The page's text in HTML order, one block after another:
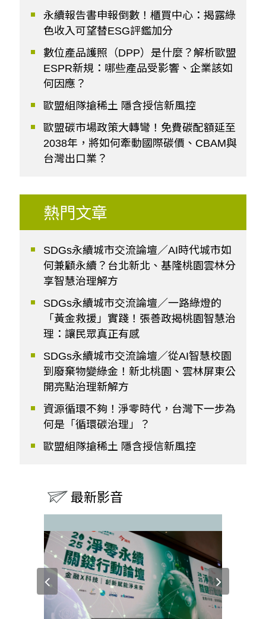
永續報告書申報倒數！櫃買中心：揭露綠
色收入可望替ESG評鑑加分
數位產品護照（DPP）是什麼？解析歐盟
ESPR新規：哪些產品受影響、企業該如
何因應？
歐盟組隊搶稀土 隱含授信新風控
歐盟碳市場政策大轉彎！免費碳配額延至
2038年，將如何牽動國際碳價、CBAM與
台灣出口業？
熱門文章
SDGs永續城市交流論壇／AI時代城市如
何兼顧永續？台北新北、基隆桃園雲林分
享智慧治理解方
SDGs永續城市交流論壇／一路綠燈的
「黃金救援」實踐！張善政揭桃園智慧治
理：讓民眾真正有感
SDGs永續城市交流論壇／從AI智慧校園
到廢棄物變綠金！新北桃園、雲林屏東公
開亮點治理新解方
資源循環不夠！淨零時代，台灣下一步為
何是「循環碳治理」？
歐盟組隊搶稀土 隱含授信新風控
最新影音